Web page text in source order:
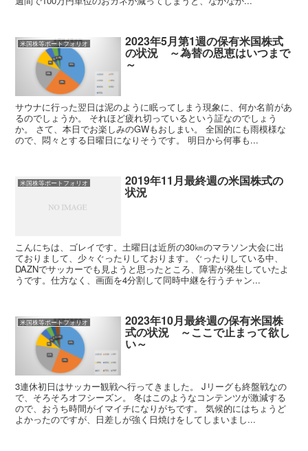
米国株等ポートフォリオ 2023年5月第1週の保有米国株式
の状況 ～為替の恩恵はいつまで
～
サウナに行った翌日は泥のように眠ってしまう現象に、何か名前があ
るのでしょうか。 それほど疲れ切っているという証なのでしょう
か。 さて、本日でお楽しみのGWもおしまい。 全国的にも雨模様な
ので、悶々とする日曜日になりそうです。 明日から何事も...
米国株等ポートフォリオ 2019年11月最終週の米国株式の
状況
こんにちは、ゴレイです。土曜日は近所の30㎞のマラソン大会に出
ておりまして、少々ぐったりしております。ぐったりしている中、
DAZNでサッカーでも見ようと思ったところ、障害が発生していたよ
うです。仕方なく、画面を4分割して同時中継を行うチャン...
米国株等ポートフォリオ 2023年10月最終週の保有米国株
式の状況 ～ここで止まって欲し
い～
3連休初日はサッカー観戦へ行ってきました。 Jリーグも終盤戦なの
で、そろそろオフシーズン。 冬はこのようなコンテンツが激減する
ので、おうち時間がイマイチになりがちです。 気候的にはちょうど
よかったのですが、日差しが強く日焼けをしてしまいまし...